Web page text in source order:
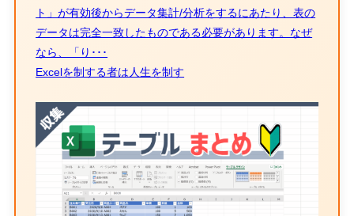
ト」が有効後からデータ集計/分析をするにあたり、表の
データは完全一致したものである必要があります。なぜ
なら、「り･･･
Excelを制する者は人生を制す